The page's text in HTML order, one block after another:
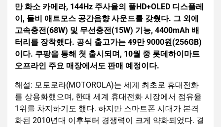
만 화소 카메라, 144Hz 주사율의 풀HD+OLED 디스플레
이, 돌비 애트모스 공간음향 사운드를 갖췄다. 그 외에
고속충전(68W) 및 무선충전(15W) 기능, 4400mAh 배
터리를 장착했다. 공식 출고가는 49만 9000원(256GB)
이다. 쿠팡을 통해 첫 출시되며, 10월 중 롯데하이마트
오프라인 주요 매장에서도 판매 예정이다.
해설: 모토로라(MOTOROLA)는 세계 최초로 휴대전화
를 상용화했으며, 한때 세계 휴대전화 시장에서 점유율
1위를 차지하기도 했다. 하지만 스마트폰 시대가 본격
화된 2010년대 이후부터 경쟁력이 크게 약화되었다. 결